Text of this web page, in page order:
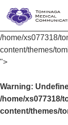
/home/xs077318/
content/themes/
">
Warning:
/home/xs077318/
content/themes/